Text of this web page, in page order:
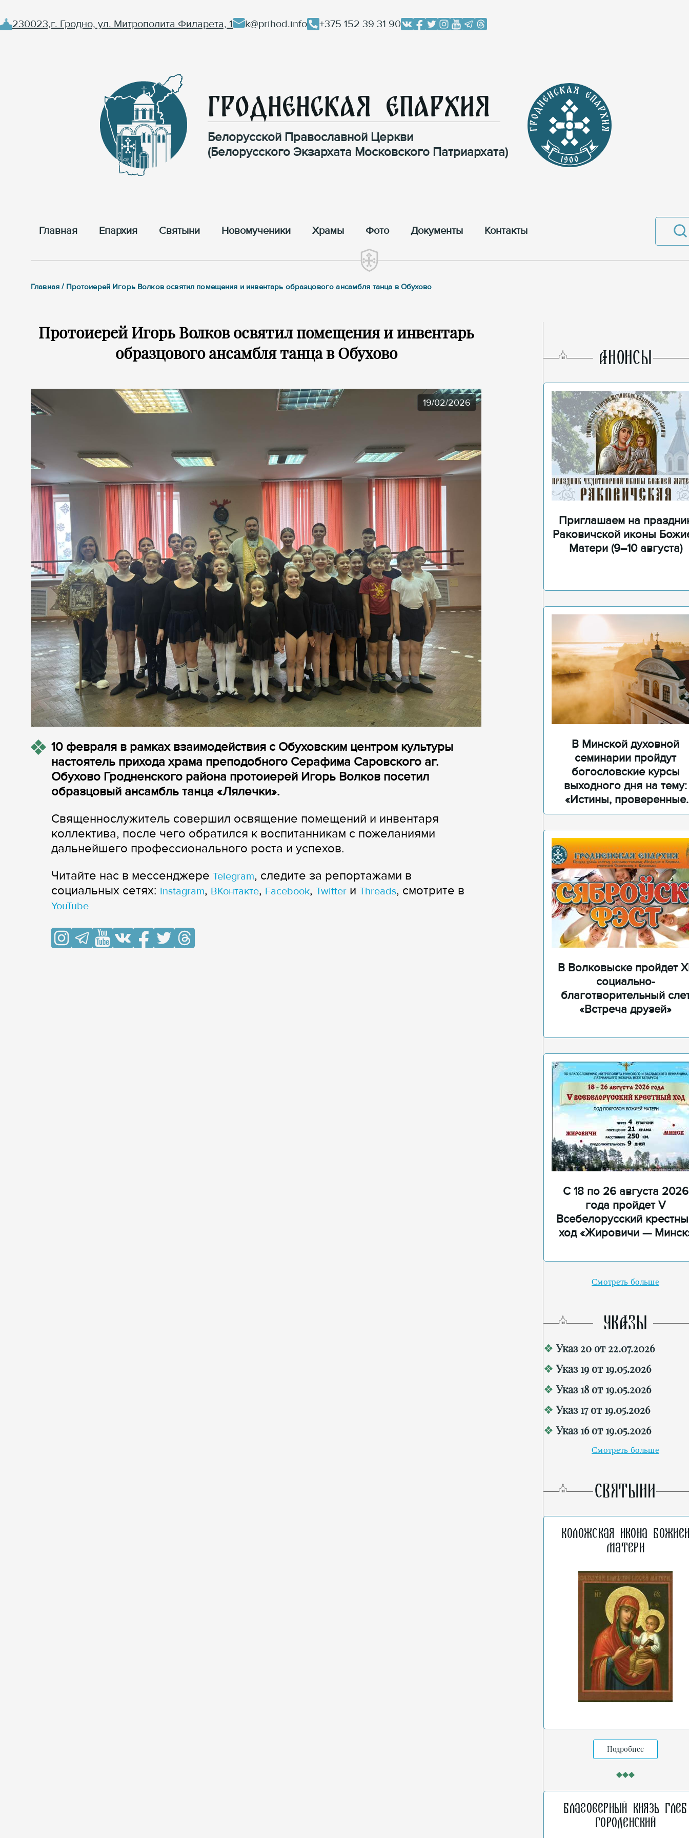
230023,г. Гродно, ул. Митрополита Филарета, 1 k@prihod.info +375 152 39 31 90
Гродненская Епархия
Белорусской Православной Церкви
(Белорусского Экзархата Московского Патриархата)
Главная Епархия Cвятыни Новомученики Храмы Фото Документы Контакты
Главная / Протоиерей Игорь Волков освятил помещения и инвентарь образцового ансамбля танца в Обухово
Протоиерей Игорь Волков освятил помещения и инвентарь
образцового ансамбля танца в Обухово
19/02/2026
10 февраля в рамках взаимодействия с Обуховским центром культуры
настоятель прихода храма преподобного Серафима Саровского аг.
Обухово Гродненского района протоиерей Игорь Волков посетил
образцовый ансамбль танца «Лялечки».
Священнослужитель совершил освящение помещений и инвентаря
коллектива, после чего обратился к воспитанникам с пожеланиями
дальнейшего профессионального роста и успехов.
Читайте нас в мессенджере Telegram, следите за репортажами в
cоциальных сетях: Instagram, ВКонтакте, Facebook, Twitter и Threads, смотрите в
YouTube
AНОНСЫ
Приглашаем на
Раковичской иконы
Матери (9–10 августа)
В Минской духовной
семинарии пройдут
богословские курсы
выходного дня на тему:
«Истины, проверенные
временем»
В Волковыске пройдет
социально-
благотворительный
«Встреча друзей»
С 18 по 26 августа 2026
года пройдет V
Всебелорусский
ход «Жировичи —
Смотреть больше
УКАЗЫ
Указ 20 от 22.07.2026
Указ 19 от 19.05.2026
Указ 18 от 19.05.2026
Указ 17 от 19.05.2026
Указ 16 от 19.05.2026
Смотреть больше
СВЯТЫНИ
Коложская икона
Матери
Подробнее
Благоверный князь Глеб
Городенский